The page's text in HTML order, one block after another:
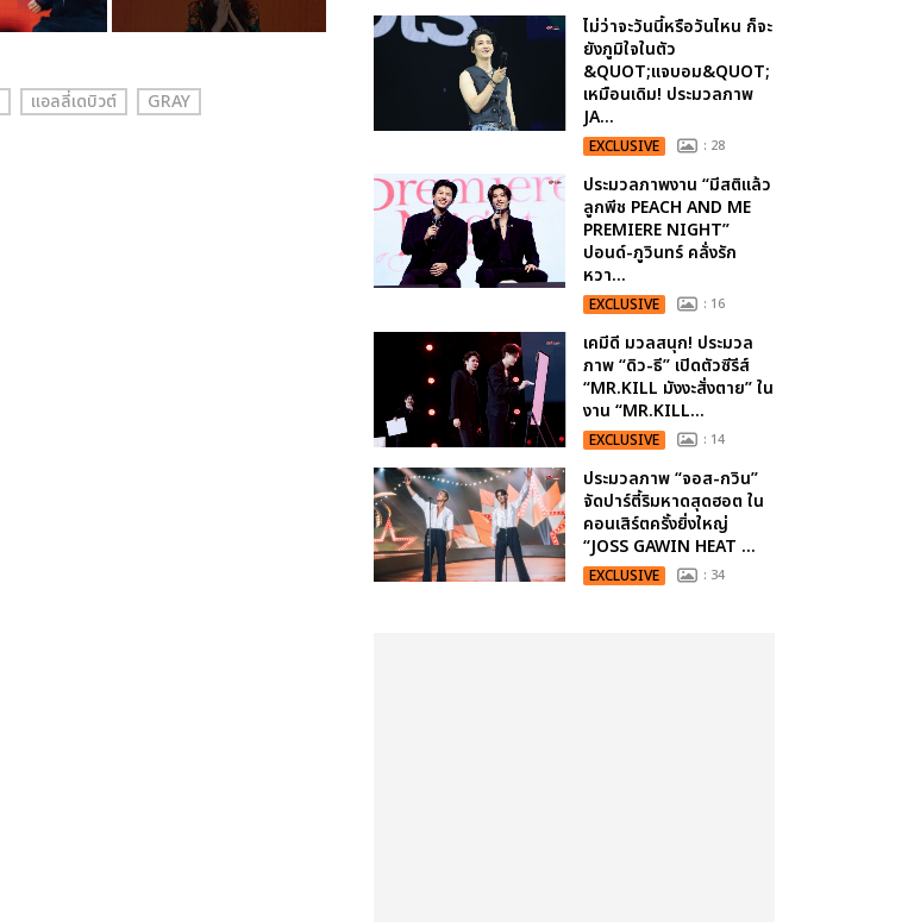
แอลลี่เดบิวต์
GRAY
ไม่ว่าจะวันนี้หรือวันไหน ก็จะ
ยังภูมิใจในตัว
&QUOT;แจบอม&QUOT;
เหมือนเดิม! ประมวลภาพ
JA...
EXCLUSIVE : 28
ประมวลภาพงาน “มีสติแล้ว
ลูกพีช PEACH AND ME
PREMIERE NIGHT”
ปอนด์-ภูวินทร์ คลั่งรัก
หวา...
EXCLUSIVE : 16
เคมีดี มวลสนุก! ประมวล
ภาพ “ดิว-ธี” เปิดตัวซีรีส์
“MR.KILL มังงะสั่งตาย” ใน
งาน “MR.KILL...
EXCLUSIVE : 14
ประมวลภาพ “จอส-กวิน”
จัดปาร์ตี้ริมหาดสุดฮอต ใน
คอนเสิร์ตครั้งยิ่งใหญ่
“JOSS GAWIN HEAT ...
EXCLUSIVE : 34